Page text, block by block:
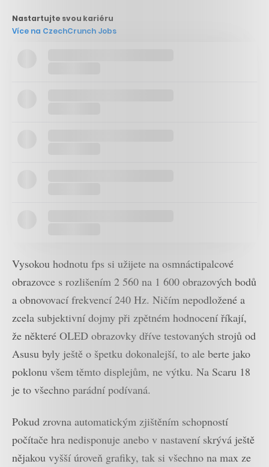
Nastartujte svou kariéru
Více na CzechCrunch Jobs
Vysokou hodnotu fps si užijete na osmnáctipalcové
obrazovce s rozlišením 2 560 na 1 600 obrazových bodů
a obnovovací frekvencí 240 Hz. Ničím nepodložené a
zcela subjektivní dojmy při zpětném hodnocení říkají,
že některé OLED obrazovky dříve testovaných strojů od
Asusu byly ještě o špetku dokonalejší, to ale berte jako
poklonu všem těmto displejům, ne výtku. Na Scaru 18
je to všechno parádní podívaná.
Pokud zrovna automatickým zjištěním schopností
počítače hra nedisponuje anebo v nastavení skrývá ještě
nějakou vyšší úroveň grafiky, tak si všechno na max ze